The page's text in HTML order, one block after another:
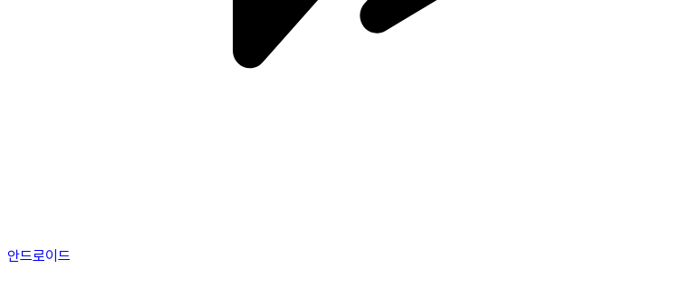
안드로이드